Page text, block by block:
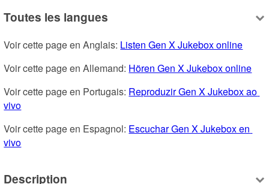
Toutes les langues
Voir cette page en Anglais: Listen Gen X Jukebox online
Voir cette page en Allemand: Hören Gen X Jukebox online
Voir cette page en Portugais: Reproduzir Gen X Jukebox ao
vivo
Voir cette page en Espagnol: Escuchar Gen X Jukebox en
vivo
Description